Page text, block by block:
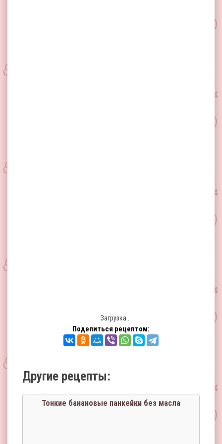
Загрузка...
Поделиться рецептом:
Другие рецепты:
Тонкие банановые панкейки без масла